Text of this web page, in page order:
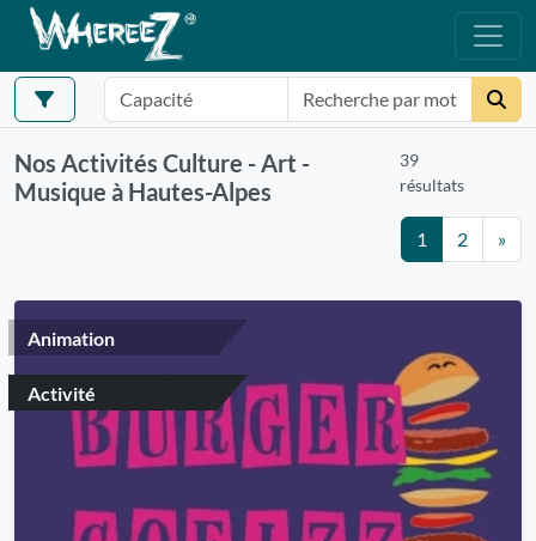
Nos Activités Culture - Art -
Musique à Hautes-Alpes
39
résultats
1 2 »
Animation
Activité